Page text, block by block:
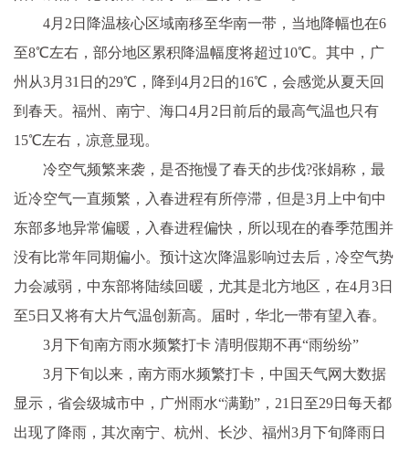
4月2日降温核心区域南移至华南一带，当地降幅也在6
至8℃左右，部分地区累积降温幅度将超过10℃。其中，广
州从3月31日的29℃，降到4月2日的16℃，会感觉从夏天回
到春天。福州、南宁、海口4月2日前后的最高气温也只有
15℃左右，凉意显现。
冷空气频繁来袭，是否拖慢了春天的步伐?张娟称，最
近冷空气一直频繁，入春进程有所停滞，但是3月上中旬中
东部多地异常偏暖，入春进程偏快，所以现在的春季范围并
没有比常年同期偏小。预计这次降温影响过去后，冷空气势
力会减弱，中东部将陆续回暖，尤其是北方地区，在4月3日
至5日又将有大片气温创新高。届时，华北一带有望入春。
3月下旬南方雨水频繁打卡 清明假期不再“雨纷纷”
3月下旬以来，南方雨水频繁打卡，中国天气网大数据
显示，省会级城市中，广州雨水“满勤”，21日至29日每天都
出现了降雨，其次南宁、杭州、长沙、福州3月下旬降雨日